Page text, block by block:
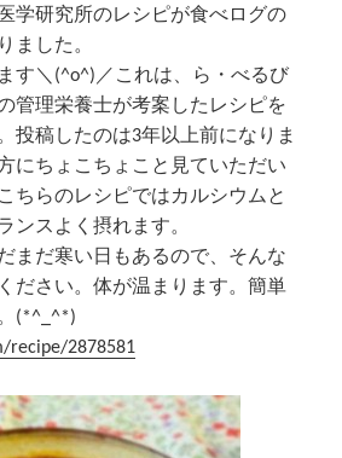
学研究所のレシピが食べログの
ました。
す＼(^o^)／これは、ら・べるび
管理栄養士が考案したレシピを
投稿したのは3年以上前になりま
にちょこちょこと見ていただい
ちらのレシピではカルシウムと
ンスよく摂れます。
まだ寒い日もあるので、そんな
ださい。体が温まります。簡単
(*^_^*)
recipe/2878581